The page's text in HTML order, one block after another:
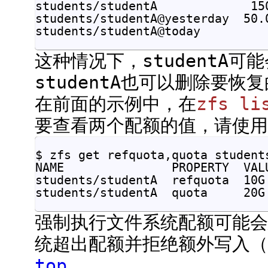
students/studentA
students/studentA@yesterday
这种情况下，studentA可
studentA也可以删除要恢复
在前面的示例中，在zfs
要查看两个配额的值，请使用
$ zfs get refquota,quota
NAME               PROPERTY
students/studentA  refquota
强制执行文件系统配额可能
统超出配额并拒绝额外写入